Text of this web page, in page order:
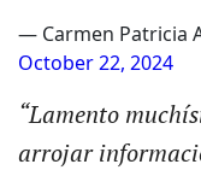
— Carmen Patricia
October 22, 2024
“Lamento
arrojar